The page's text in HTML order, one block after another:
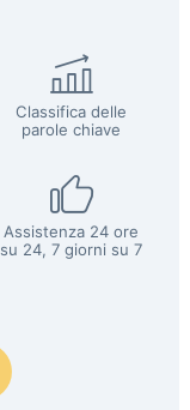
Classifica delle
parole chiave
Assistenza 24 ore
su 24, 7 giorni su 7